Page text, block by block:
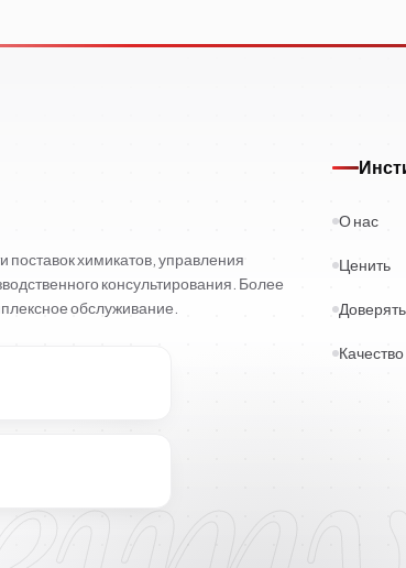
химикатов, управления
консультирования. Более
обслуживание.
О нас
Ценить
Доверять
Качество